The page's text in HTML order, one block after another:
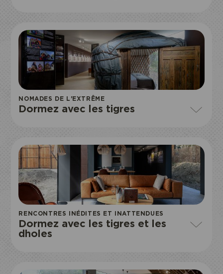
NOMADES DE L'EXTRÊME
Dormez avec les tigres
RENCONTRES INÉDITES ET INATTENDUES
Dormez avec les tigres et les
dholes